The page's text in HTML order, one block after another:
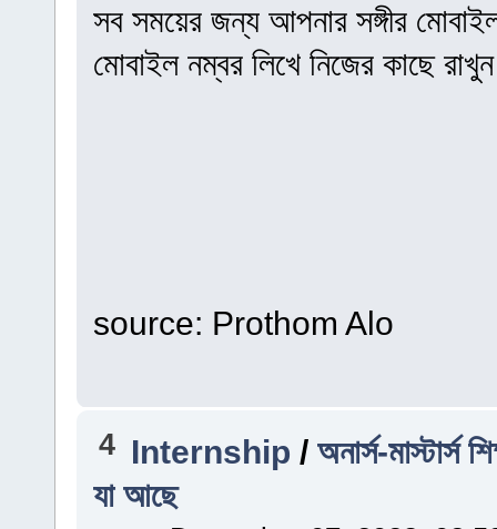
সব সময়ের জন্য আপনার সঙ্গীর
মোবাইল নম্বর লিখে নিজের কাছে
source: Prothom Alo
4 Internship /অনার্স-মাস্টার্স
যা আছে